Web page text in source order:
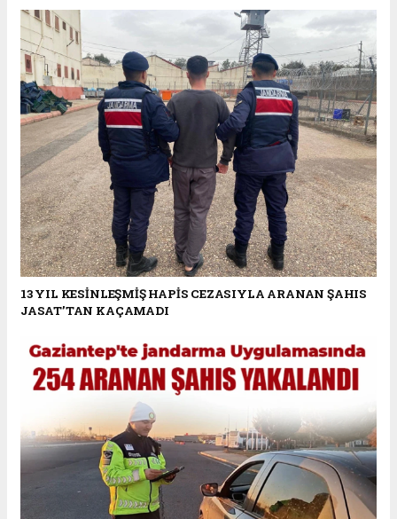
13 YIL KESİNLEŞMİŞ HAPİS CEZASIYLA ARANAN ŞAHIS
JASAT’TAN KAÇAMADI